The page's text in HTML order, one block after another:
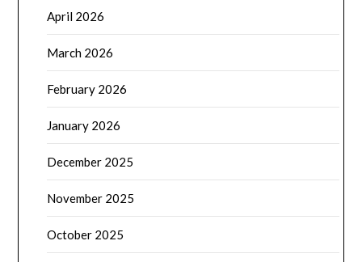
April 2026
March 2026
February 2026
January 2026
December 2025
November 2025
October 2025